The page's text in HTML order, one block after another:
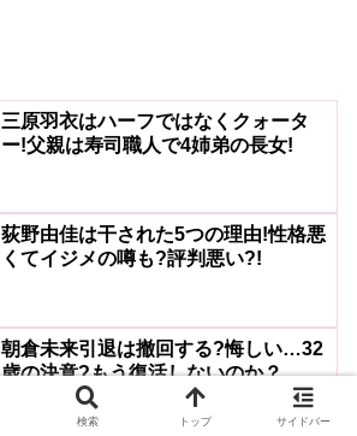
三原羽衣はハーフではなくクォータ
ー!父親は寿司職人で4姉弟の長女!
荻野由佳は干された5つの理由!性格悪
くてイジメの噂も?評判悪い?!
朝倉未来引退は撤回する?悔しい…32
歳の決意?もう復活しないのか？
検索 トップ サイドバー